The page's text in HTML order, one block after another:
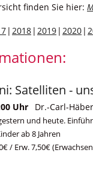
finden Sie hier:
2018 2019 2020
Satelliten -
Uhr Dr.-Carl-
und heute.
ab 8 Jahren
/ Erw. 7,50€